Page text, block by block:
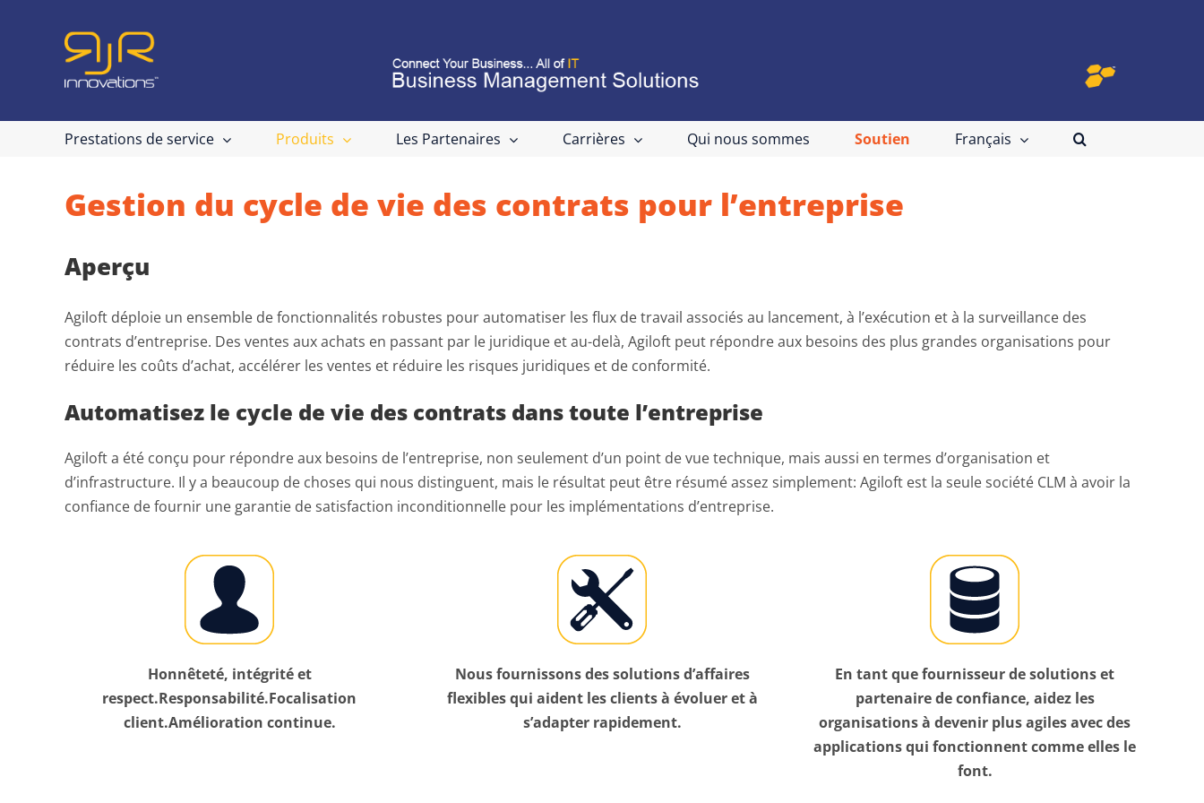
Prestations de service Produits Les Partenaires Carrières Qui nous sommes Soutien Français
Gestion du cycle de vie des contrats pour l’entreprise
Aperçu
Agiloft déploie un ensemble de fonctionnalités robustes pour automatiser les flux de travail associés au lancement, à l’exécution et à la surveillance des
contrats d’entreprise. Des ventes aux achats en passant par le juridique et au-delà, Agiloft peut répondre aux besoins des plus grandes organisations pour
réduire les coûts d’achat, accélérer les ventes et réduire les risques juridiques et de conformité.
Automatisez le cycle de vie des contrats dans toute l’entreprise
Agiloft a été conçu pour répondre aux besoins de l’entreprise, non seulement d’un point de vue technique, mais aussi en termes d’organisation et
d’infrastructure. Il y a beaucoup de choses qui nous distinguent, mais le résultat peut être résumé assez simplement: Agiloft est la seule société CLM à avoir la
confiance de fournir une garantie de satisfaction inconditionnelle pour les implémentations d’entreprise.
Honnêteté, intégrité et
respect.Responsabilité.Focalisation
client.Amélioration continue.
Nous fournissons des solutions d’affaires
flexibles qui aident les clients à évoluer et à
s’adapter rapidement.
En tant que fournisseur de solutions et
partenaire de confiance, aidez les
organisations à devenir plus agiles avec des
applications qui fonctionnent comme elles le
font.